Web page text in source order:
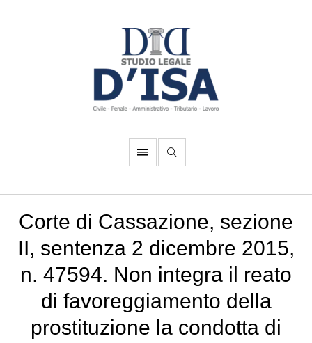
Corte di Cassazione, sezione
II, sentenza 2 dicembre 2015,
n. 47594. Non integra il reato
di favoreggiamento della
prostituzione la condotta di